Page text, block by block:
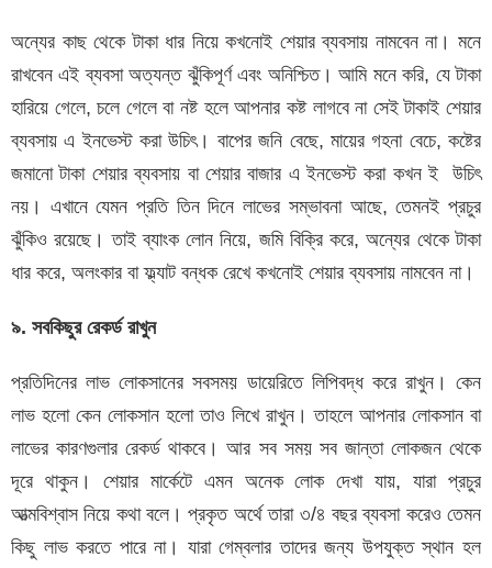
অন্যের কাছ থেকে টাকা ধার নিয়ে কখনোই শেয়ার ব্যবসায় নামবেন না। মনে
রাখবেন এই ব্যবসা অত্যন্ত ঝুঁকিপূর্ণ এবং অনিশ্চিত। আমি মনে করি, যে টাকা
হারিয়ে গেলে, চলে গেলে বা নষ্ট হলে আপনার কষ্ট লাগবে না সেই টাকাই শেয়ার
ব্যবসায় এ ইনভেস্ট করা উচিৎ। বাপের জনি বেছে, মায়ের গহনা বেচে, কষ্টের
জমানো টাকা শেয়ার ব্যবসায় বা শেয়ার বাজার এ ইনভেস্ট করা কখন ই উচিৎ
নয়। এখানে যেমন প্রতি তিন দিনে লাভের সম্ভাবনা আছে, তেমনই প্রচুর
ঝুঁকিও রয়েছে। তাই ব্যাংক লোন নিয়ে, জমি বিক্রি করে, অন্যের থেকে টাকা
ধার করে, অলংকার বা ফ্ল্যাট বন্ধক রেখে কখনোই শেয়ার ব্যবসায় নামবেন না।
৯. সবকিছুর রেকর্ড রাখুন
প্রতিদিনের লাভ লোকসানের সবসময় ডায়েরিতে লিপিবদ্ধ করে রাখুন। কেন
লাভ হলো কেন লোকসান হলো তাও লিখে রাখুন। তাহলে আপনার লোকসান বা
লাভের কারণগুলার রেকর্ড থাকবে। আর সব সময় সব জান্তা লোকজন থেকে
দূরে থাকুন। শেয়ার মার্কেটে এমন অনেক লোক দেখা যায়, যারা প্রচুর
আত্মবিশ্বাস নিয়ে কথা বলে। প্রকৃত অর্থে তারা ৩/৪ বছর ব্যবসা করেও তেমন
কিছু লাভ করতে পারে না। যারা গেম্বলার তাদের জন্য উপযুক্ত স্থান হল